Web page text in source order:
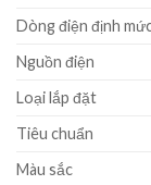
Dòng điện định
Nguồn điện
Loại lắp đặt
Tiêu chuẩn
Màu sắc